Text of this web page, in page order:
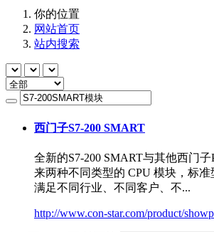
你的位置
网站首页
站内搜索
西门子S7-200 SMART
全新的S7-200 SMART与其他西门子
来两种不同类型的 CPU 模块，标
满足不同行业、不同客户、不...
http://www.con-star.com/product/